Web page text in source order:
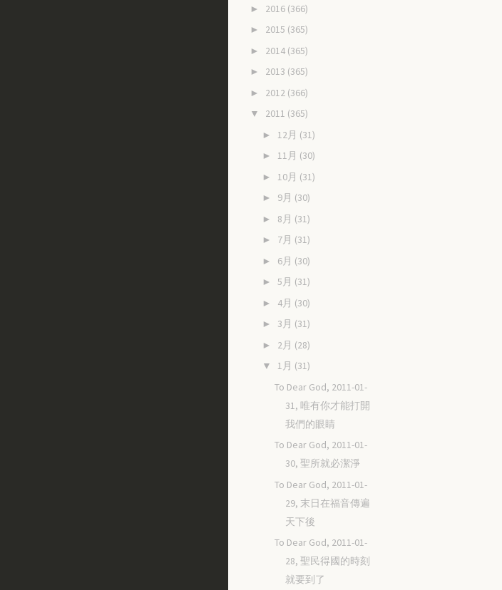
► 2016 (366)
► 2015 (365)
► 2014 (365)
► 2013 (365)
► 2012 (366)
▼ 2011 (365)
► 12月 (31)
► 11月 (30)
► 10月 (31)
► 9月 (30)
► 8月 (31)
► 7月 (31)
► 6月 (30)
► 5月 (31)
► 4月 (30)
► 3月 (31)
► 2月 (28)
▼ 1月 (31)
To Dear God, 2011-01-
31, 唯有你才能打開
我們的眼睛
To Dear God, 2011-01-
30, 聖所就必潔淨
To Dear God, 2011-01-
29, 末日在福音傳遍
天下後
To Dear God, 2011-01-
28, 聖民得國的時刻
就要到了